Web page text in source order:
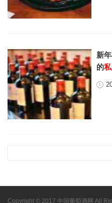
新
的
Copyright © 2017 中国葡萄酒网 All